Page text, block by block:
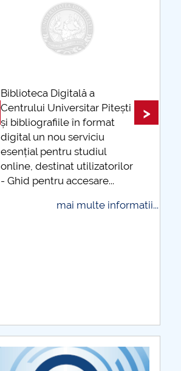
Biblioteca Digitală a
Centrului Universitar Pitești
și bibliografiile în format
digital un nou serviciu
esențial pentru studiul
online, destinat utilizatorilor
- Ghid pentru accesare...
mai multe informatii...
>